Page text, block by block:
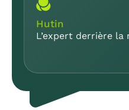
Hutin
L’expert derrière la